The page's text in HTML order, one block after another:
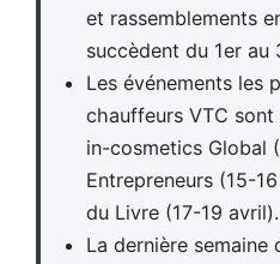
et rassemblements
succèdent du 1er au
Les événements les
chauffeurs VTC
in-cosmetics Global
Entrepreneurs (15-
du Livre (17-19 avril).
La dernière semaine